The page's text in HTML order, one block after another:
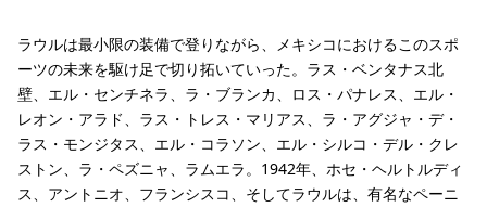
ラウルは最小限の装備で登りながら、メキシコにおけるこのスポ
ーツの未来を駆け足で切り拓いていった。ラス・ベンタナス北
壁、エル・センチネラ、ラ・ブランカ、ロス・パナレス、エル・
レオン・アラド、ラス・トレス・マリアス、ラ・アグジャ・デ・
ラス・モンジタス、エル・コラソン、エル・シルコ・デル・クレ
ストン、ラ・ペズニャ、ラムエラ。1942年、ホセ・ヘルトルディ
ス、アントニオ、フランシスコ、そしてラウルは、有名なペーニ